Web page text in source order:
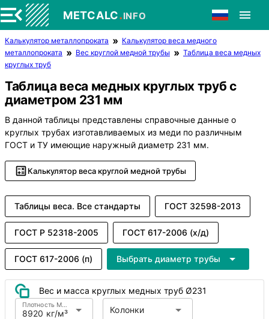
METCALC.INFO
Калькулятор металлопроката
Калькулятор веса медного
металлопроката
Вес круглой медной трубы
Таблица веса медных
круглых труб
Таблица веса медных круглых труб с
диаметром 231 мм
В данной таблицы представлены справочные данные о
круглых трубах изготавливаемых из меди по различным
ГОСТ и ТУ имеющие наружный диаметр 231 мм.
Калькулятор веса круглой медной трубы
Таблицы веса. Все стандарты ГОСТ 32598-2013
ГОСТ Р 52318-2005 ГОСТ 617-2006 (х/д)
ГОСТ 617-2006 (п) Выбрать диаметр трубы
Вес и масса круглых медных труб Ø231
8920 кг/м³
Плотность Медь Колонки